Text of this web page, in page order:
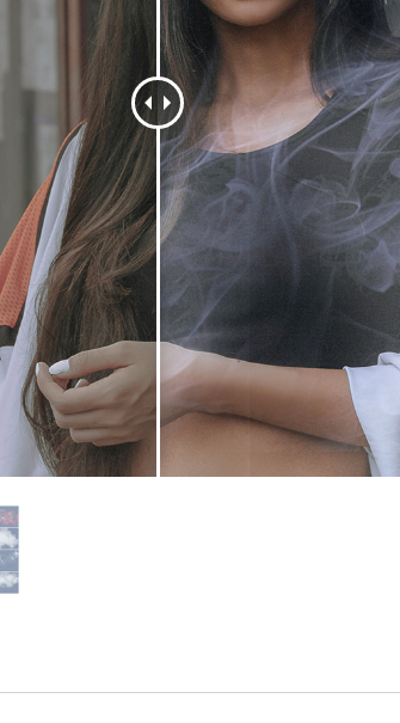
valokuvien muokkaus Korujen valokuvien muokkaus